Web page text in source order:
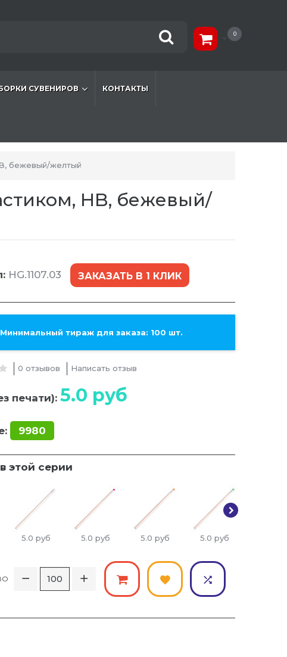
0
СУВЕНИРОВ КОНТАКТЫ
бежевый/желтый
HB, бежевый/
HG.1107.03 ЗАКАЗАТЬ В 1 КЛИК
Минимальный тираж для заказа: 100 шт.
0 отзывов Написать отзыв
печати): 5.0 руб
9980
этой серии
5.0 руб 5.0 руб 5.0 руб 5.0 руб